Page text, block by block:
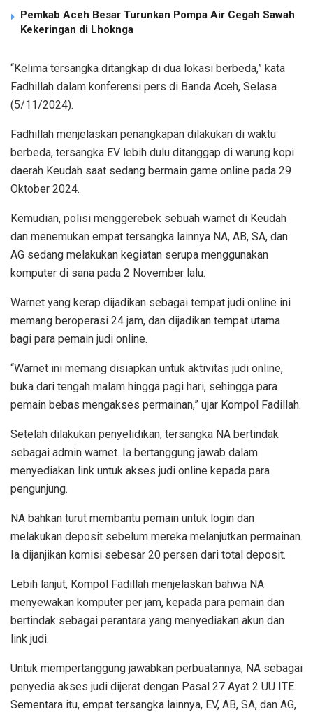
Pemkab Aceh Besar Turunkan Pompa Air Cegah Sawah
Kekeringan di Lhoknga
“Kelima tersangka ditangkap di dua lokasi berbeda,” kata
Fadhillah dalam konferensi pers di Banda Aceh, Selasa
(5/11/2024).
Fadhillah menjelaskan penangkapan dilakukan di waktu
berbeda, tersangka EV lebih dulu ditanggap di warung kopi
daerah Keudah saat sedang bermain game online pada 29
Oktober 2024.
Kemudian, polisi menggerebek sebuah warnet di Keudah
dan menemukan empat tersangka lainnya NA, AB, SA, dan
AG sedang melakukan kegiatan serupa menggunakan
komputer di sana pada 2 November lalu.
Warnet yang kerap dijadikan sebagai tempat judi online ini
memang beroperasi 24 jam, dan dijadikan tempat utama
bagi para pemain judi online.
“Warnet ini memang disiapkan untuk aktivitas judi online,
buka dari tengah malam hingga pagi hari, sehingga para
pemain bebas mengakses permainan,” ujar Kompol Fadillah.
Setelah dilakukan penyelidikan, tersangka NA bertindak
sebagai admin warnet. Ia bertanggung jawab dalam
menyediakan link untuk akses judi online kepada para
pengunjung.
NA bahkan turut membantu pemain untuk login dan
melakukan deposit sebelum mereka melanjutkan permainan.
Ia dijanjikan komisi sebesar 20 persen dari total deposit.
Lebih lanjut, Kompol Fadillah menjelaskan bahwa NA
menyewakan komputer per jam, kepada para pemain dan
bertindak sebagai perantara yang menyediakan akun dan
link judi.
Untuk mempertanggung jawabkan perbuatannya, NA sebagai
penyedia akses judi dijerat dengan Pasal 27 Ayat 2 UU ITE.
Sementara itu, empat tersangka lainnya, EV, AB, SA, dan AG,